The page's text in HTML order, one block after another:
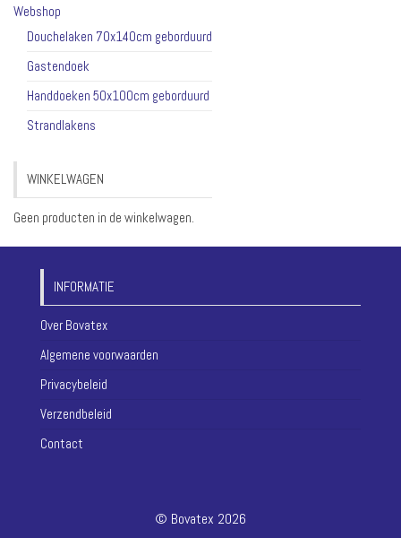
Webshop
Douchelaken 70x140cm geborduurd
Gastendoek
Handdoeken 50x100cm geborduurd
Strandlakens
WINKELWAGEN
Geen producten in de winkelwagen.
INFORMATIE
Over Bovatex
Algemene voorwaarden
Privacybeleid
Verzendbeleid
Contact
© Bovatex 2026